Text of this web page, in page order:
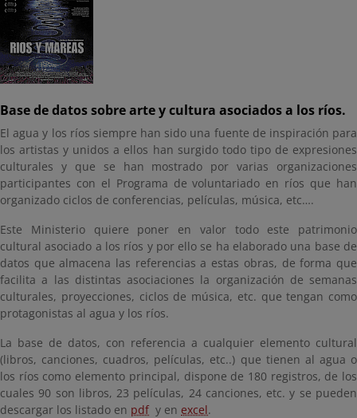
Base de datos sobre arte y cultura asociados a los ríos.
El agua y los ríos siempre han sido una fuente de inspiración para
los artistas y unidos a ellos han surgido todo tipo de expresiones
culturales y que se han mostrado por varias organizaciones
participantes con el Programa de voluntariado en ríos que han
organizado ciclos de conferencias, películas, música, etc….
Este Ministerio quiere poner en valor todo este patrimonio
cultural asociado a los ríos y por ello se ha elaborado una base de
datos que almacena las referencias a estas obras, de forma que
facilita a las distintas asociaciones la organización de semanas
culturales, proyecciones, ciclos de música, etc. que tengan como
protagonistas al agua y los ríos.
La base de datos, con referencia a cualquier elemento cultural
(libros, canciones, cuadros, películas, etc..) que tienen al agua o
los ríos como elemento principal, dispone de 180 registros, de los
cuales 90 son libros, 23 películas, 24 canciones, etc. y se pueden
descargar los listado en pdf y en excel.